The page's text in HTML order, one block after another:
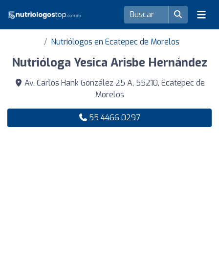
Nutriólogos en Ecatepec de Morelos
Nutrióloga Yesica Arisbe Hernández
Av. Carlos Hank González 25 A, 55210, Ecatepec de
Morelos
55 4466 0297